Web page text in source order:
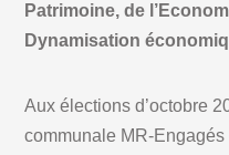
Patrimoine, de
Dynamisation
Aux élections d’octobre
communale MR-